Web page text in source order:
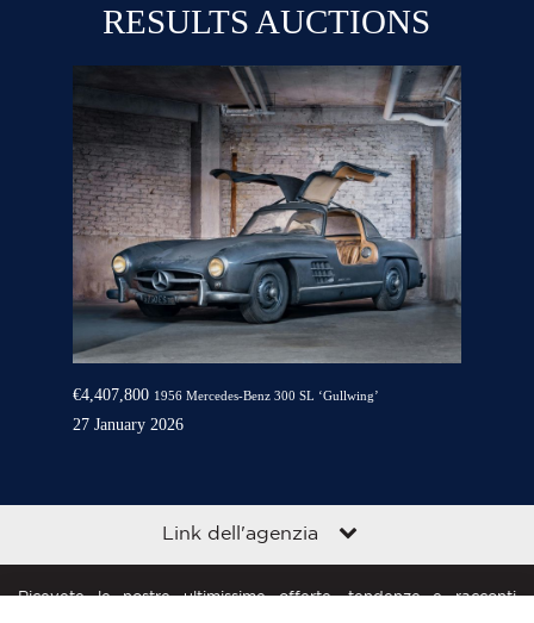
RESULTS AUCTIONS
€4,407,800 1956 Mercedes-Benz 300 SL ‘Gullwing’
27 January 2026
Link dell'agenzia
Ricevete le nostre ultimissime offerte, tendenze e racconti